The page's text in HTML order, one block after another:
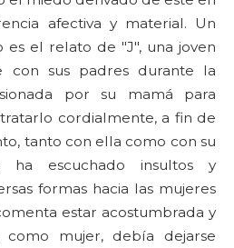
afectiva y material. Un
el relato de "J", una joven
con sus padres durante la
por su mamá para
tratarlo cordialmente, a fin de
tanto con ella como con su
ha escuchado insultos y
formas hacia las mujeres
estar acostumbrada y
como mujer, debía dejarse